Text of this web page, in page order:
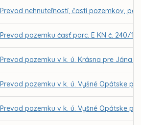
Prevod nehnuteľností, častí pozemkov,
Prevod pozemku časť parc. E KN č. 240/
Prevod pozemku v k. ú. Krásna pre Jána
Prevod pozemku v k. ú. Vyšné Opátske
Prevod pozemku v k. ú. Vyšné Opátske